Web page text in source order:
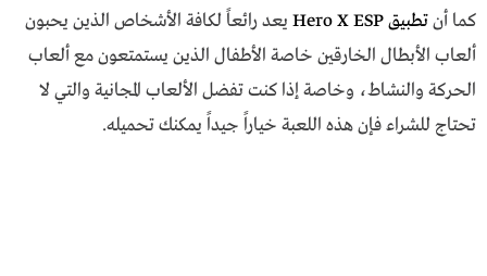
كما أنتطبيق Hero X ESP
يعد رائعاً لكافة الأشخاص الذين يحبون
ألعاب الأبطال الخارقين خاصة الأطفال الذين يستمتعون مع ألعاب
الحركة والنشاط، وخاصة إذا كنت تفضل الألعاب المجانية والتي لا
تحتاج للشراء فإن هذه اللعبة خياراً جيداً يمكنك تحميله.